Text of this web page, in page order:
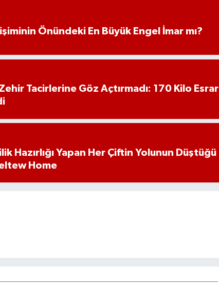
Önündeki En Büyük Engel İmar mı?
Tacirlerine Göz Açtırmadı: 170 Kilo Esrar
Hazırlığı Yapan Her Çiftin Yolunun Düştüğü
Home